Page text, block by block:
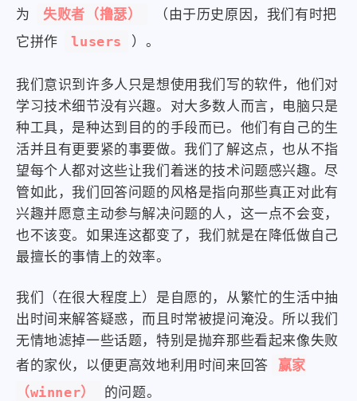
为
失败者（撸瑟）
（由于历史原因，我们有时把
它拼作
lusers ）。
我们意识到许多人只是想使用我们写的软件，他们对
学习技术细节没有兴趣。对大多数人而言，电脑只是
种工具，是种达到目的的手段而已。他们有自己的生
活并且有更要紧的事要做。我们了解这点，也从不指
望每个人都对这些让我们着迷的技术问题感兴趣。尽
管如此，我们回答问题的风格是指向那些真正对此有
兴趣并愿意主动参与解决问题的人，这一点不会变，
也不该变。如果连这都变了，我们就是在降低做自己
最擅长的事情上的效率。
我们（在很大程度上）是自愿的，从繁忙的生活中抽
出时间来解答疑惑，而且时常被提问淹没。所以我们
无情地滤掉一些话题，特别是抛弃那些看起来像失败
者的家伙，以便更高效地利用时间来回答
赢家
（winner）
的问题。